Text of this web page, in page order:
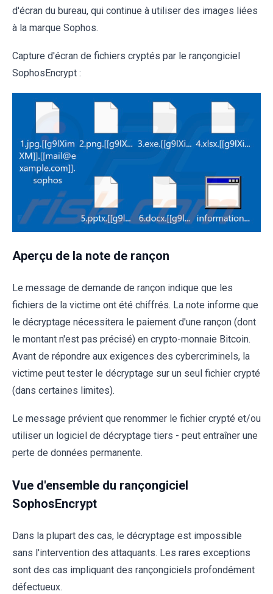
d'écran du bureau, qui continue à utiliser des images liées
à la marque Sophos.
Capture d'écran de fichiers cryptés par le rançongiciel
SophosEncrypt :
Aperçu de la note de rançon
Le message de demande de rançon indique que les
fichiers de la victime ont été chiffrés. La note informe que
le décryptage nécessitera le paiement d'une rançon (dont
le montant n'est pas précisé) en crypto-monnaie Bitcoin.
Avant de répondre aux exigences des cybercriminels, la
victime peut tester le décryptage sur un seul fichier crypté
(dans certaines limites).
Le message prévient que renommer le fichier crypté et/ou
utiliser un logiciel de décryptage tiers - peut entraîner une
perte de données permanente.
Vue d'ensemble du rançongiciel
SophosEncrypt
Dans la plupart des cas, le décryptage est impossible
sans l'intervention des attaquants. Les rares exceptions
sont des cas impliquant des rançongiciels profondément
défectueux.